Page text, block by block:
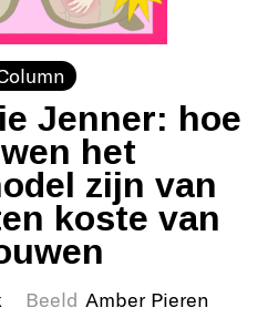
Jenner: hoe
het
zijn van
koste van
Beeld Amber Pieren